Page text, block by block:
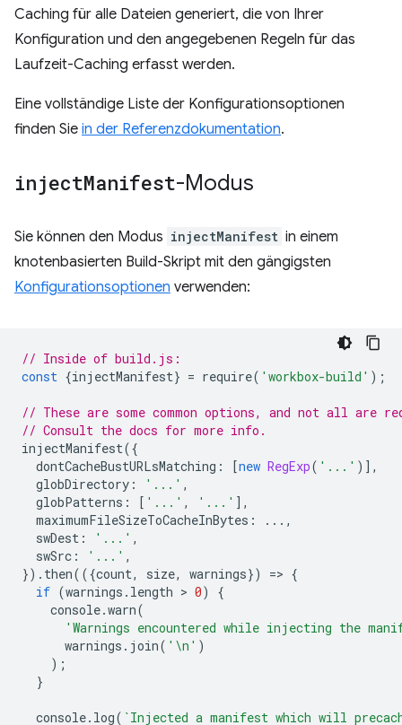
Caching für alle Dateien generiert, die von Ihrer
Konfiguration und den angegebenen Regeln für das
Laufzeit-Caching erfasst werden.
Eine vollständige Liste der Konfigurationsoptionen
finden Sie in der Referenzdokumentation.
injectManifest-Modus
Sie können den Modus injectManifest in einem
knotenbasierten Build-Skript mit den gängigsten
Konfigurationsoptionen verwenden:
// Inside of build.js:
const {injectManifest} = require( 'workbox-build' );
// These are some common options, and not all are
// Consult the docs for more info.
injectManifest({
dontCacheBustURLsMatching : [new RegExp( '...' )],
globDirectory : '...' ,
globPatterns : [ '...' , '...' ],
maximumFileSizeToCacheInBytes :
...,
swDest : '...' ,
swSrc : '...' ,
}). then(({count, size, warnings}) => {
if (warnings . length > 0)
{
console.warn(
'Warnings encountered while injecting the
warnings . join( '\n' )
);
}
console. log( `Injected a manifest which will